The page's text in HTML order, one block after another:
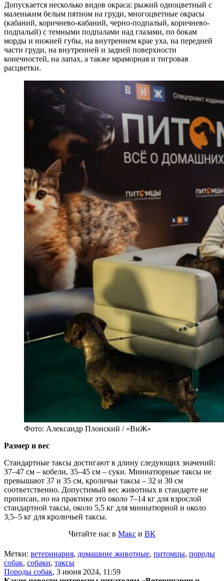
Допускается несколько видов окраса: рыжий одноцветный с
маленьким белым пятном на груди, многоцветные окрасы
(кабаний, коричнево-кабаний, черно-подпалый, коричнево-
подпалый) с темными подпалами над глазами, по бокам
морды и нижней губы, на внутреннем крае уха, на передней
части груди, на внутренней и задней поверхности
конечностей, на лапах, а также мраморная и тигровая
расцветки.
Фото: Александр Плонский / «ВиЖ»
Размер и вес
Стандартные таксы достигают в длину следующих значений:
37–47 см – кобели, 35–45 см – суки. Миниатюрные таксы не
превышают 37 и 35 см, кроличьи таксы – 32 и 30 см
соответственно. Допустимый вес животных в стандарте не
прописан, но на практике это около 7–14 кг для взрослой
стандартной таксы, около 5,5 кг для миниатюрной и около
3,5–5 кг для кроличьей таксы.
Читайте нас в Макс и ВК
Метки: ветеринария, домашние животные, питомцы, породы
собак, собаки, таксы
Породы собак, 3 июня 2024, 11:59